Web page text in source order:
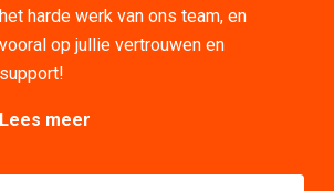
het harde werk van ons team, en
vooral op jullie vertrouwen en
support!
Lees meer